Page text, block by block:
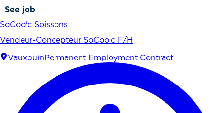
See job
SoCoo'c Soissons
Vendeur-Concepteur SoCoo'c F/H
Vauxbuin Permanent Employment Contract